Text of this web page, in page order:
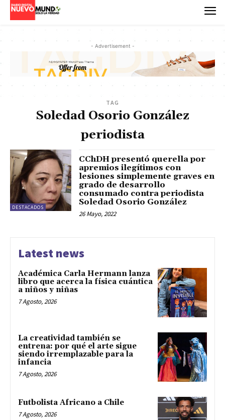
- Advertisement -
TAG
Soledad Osorio González
periodista
DESTACADOS
CChDH presentó querella por
apremios ilegítimos con
lesiones simplemente graves en
grado de desarrollo
consumado contra periodista
Soledad Osorio González
26 Mayo, 2022
Latest news
Académica Carla Hermann lanza
libro que acerca la física cuántica
a niños y niñas
7 Agosto, 2026
La creatividad también se
entrena: por qué el arte sigue
siendo irremplazable para la
infancia
7 Agosto, 2026
Futbolista Africano a Chile
7 Agosto, 2026